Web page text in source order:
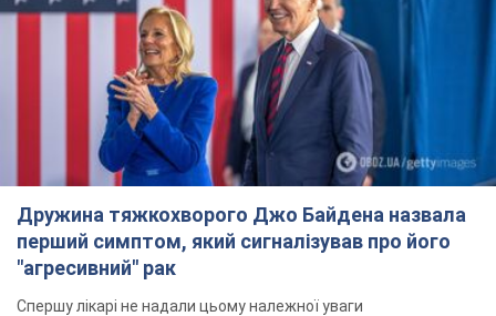
Дружина тяжкохворого Джо Байдена назвала
перший симптом, який сигналізував про його
"агресивний" рак
Спершу лікарі не надали цьому належної уваги